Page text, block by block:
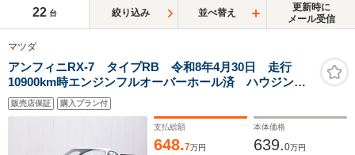
22 台 絞り込み 並べ替え
更新時に
メール受信
マツダ
アンフィニRX-7 タイプRB 令和8年4月30日 走行
10900km時エンジンフルオーバーホール済 ハウジング
新品 令和5年5月走行107822km時クラッチ新品交換
BLTZ車高調 ENKEI製RPF117AW RE雨宮エアロ マ
ツダスピードサイドスカート
販売店保証 購入プラン付
支払総額
648.7万円
本体価格
639.0万円